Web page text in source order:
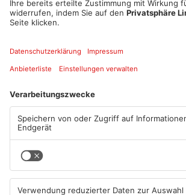
Artikel teilen
Mehr aus
Primaveraland